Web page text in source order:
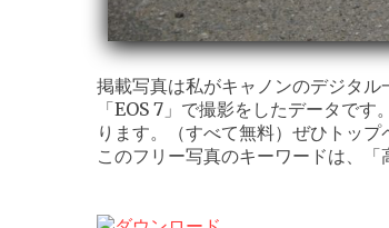
掲載写真は私がキャノンのデジタ
「EOS 7」で撮影をしたデータで
ります。（すべて無料）ぜひトップ
このフリー写真のキーワードは、「